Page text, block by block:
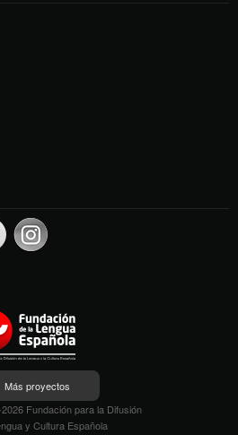
Más proyectos
Fundación para la Difusión
y Cultura Española